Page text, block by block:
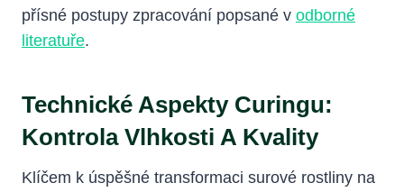
přísné postupy zpracování popsané v odborné
literatuře.
Technické Aspekty Curingu:
Kontrola Vlhkosti A Kvality
Klíčem k úspěšné transformaci surové rostliny na